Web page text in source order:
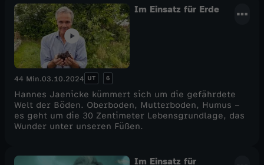
i
n
s
a
t
Im Einsatz für Erde
44 Min.03.10.2024 UT 6
Hannes Jaenicke kümmert sich um die gefährdete
Welt der Böden. Oberboden, Mutterboden, Humus –
es geht um die 30 Zentimeter Lebensgrundlage, das
Wunder unter unseren Füßen.
Im Einsatz für